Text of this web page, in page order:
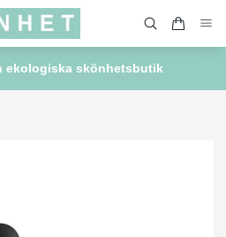
ekologiska skönhetsbutik